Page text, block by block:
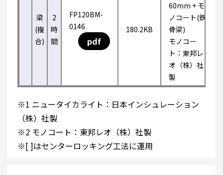
梁
(複
合)
2
時
間
FP120BM-
0146
pdf
180.2KB
60mm + モ
ノコート(鉄
骨梁)
モノコー
ト：東邦レ
オ（株）社
製
※1 ニュータイカライト：日本インシュレーション
（株）社製
※2 モノコート：東邦レオ（株）社製
※[ ]はセンターロッキング工法に運用